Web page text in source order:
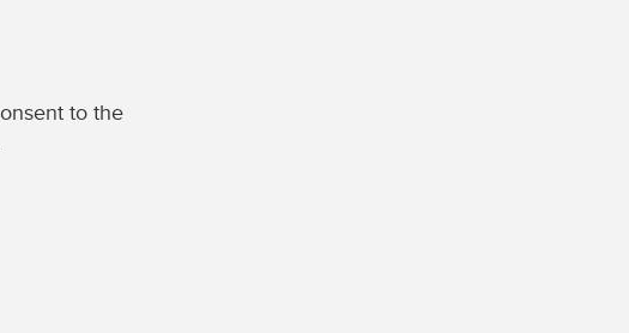
to the